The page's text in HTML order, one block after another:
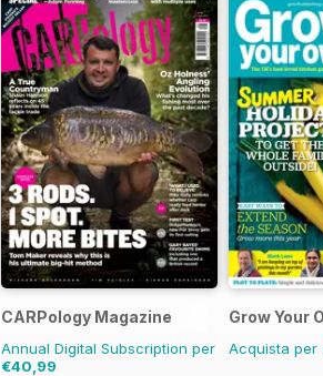
CARPology Magazine
Annual Digital Subscription per
€40,99
Grow Your
Acquista per